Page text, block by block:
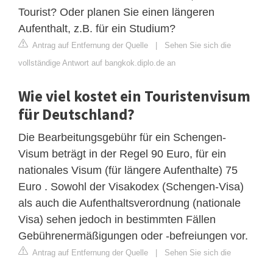
Tourist? Oder planen Sie einen längeren
Aufenthalt, z.B. für ein Studium?
Antrag auf Entfernung der Quelle | Sehen Sie sich die
vollständige Antwort auf bangkok.diplo.de an
Wie viel kostet ein Touristenvisum
für Deutschland?
Die Bearbeitungsgebühr für ein Schengen-
Visum beträgt in der Regel 90 Euro, für ein
nationales Visum (für längere Aufenthalte) 75
Euro . Sowohl der Visakodex (Schengen-Visa)
als auch die Aufenthaltsverordnung (nationale
Visa) sehen jedoch in bestimmten Fällen
Gebührenermäßigungen oder -befreiungen vor.
Antrag auf Entfernung der Quelle | Sehen Sie sich die